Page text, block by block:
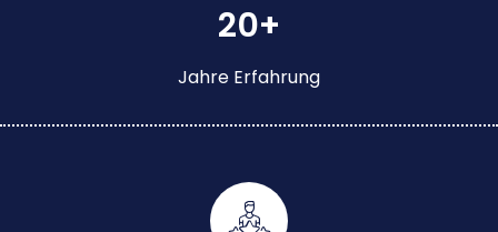
20+
Jahre Erfahrung